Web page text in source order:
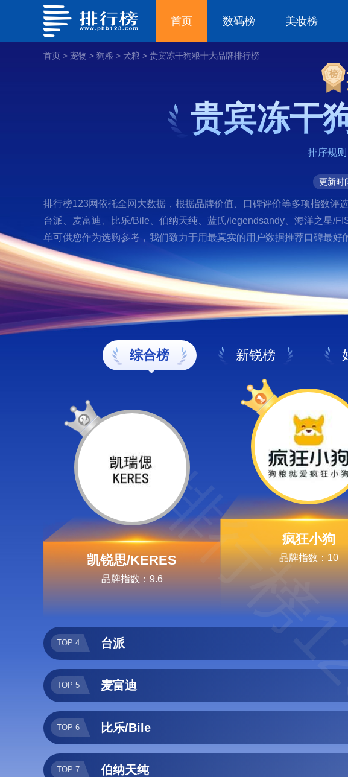
首页 数码榜 美妆榜
首页 > 宠物 > 狗粮 > 犬粮 > 贵宾冻干狗粮十大品牌排行榜
贵宾冻干
排序规
更新时
排行榜123网依托全网大数据，根据品牌价值、口碑评价等多项指数评
台派、麦富迪、比乐/Bile、伯纳天纯、蓝氏/legendsandy、海洋之星/
单可供您作为选购参考，我们致力于用最真实的用户数据推荐口碑最
综合榜 新锐榜
凯锐思/KERES
品牌指数：9.6
疯狂小狗
品牌指数：10
TOP 4 台派
TOP 5 麦富迪
TOP 6 比乐/Bile
TOP 7 伯纳天纯排行